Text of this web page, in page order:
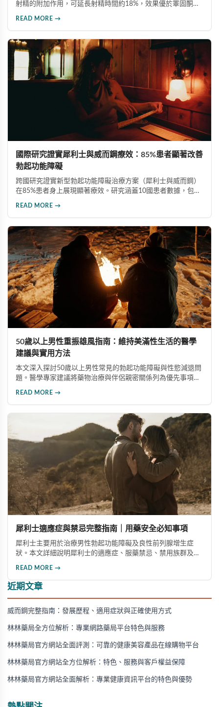
射精的附加作用，可延長射精時間約18%，效果優於睪固酮補
READ MORE →
國際研究證實犀利士與威而鋼療效：85%患者顯著改善
勃起功能障礙
跨國研究證實新型勃起功能障礙治療方案（犀利士與威而鋼）
在85%患者身上展現顯著療效。研究涵蓋10國患者數據，包含
READ MORE →
50歲以上男性重振雄風指南：維持美滿性生活的醫學
建議與實用方法
本文深入探討50歲以上男性常見的勃起功能障礙與性慾減退問
題。醫學專家建議將藥物治療與伴侶親密關係列為優先事項，
READ MORE →
犀利士適應症與禁忌完整指南｜用藥安全必知事項
犀利士主要用於治療男性勃起功能障礙及良性前列腺增生症
狀。本文詳細說明犀利士的適應症、服藥禁忌、禁用族群及需
READ MORE →
近期文章
威而鋼完整指南：發展歷程、適用症狀與正確使用方式
林林藥局全方位解析：專業網路藥局平台特色與服務
林林藥局官方網站全面評測：可靠的健康美容產品在線購物平台
林林藥局官方網站全方位解析：特色、服務與客戶權益保障
林林藥局官方網站全面解析：專業健康資訊平台的特色與優勢